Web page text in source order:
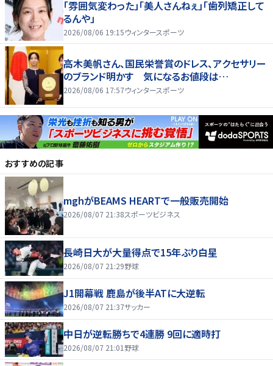
「雰囲気変わった」「美人さんねぇ」「歯列矯正して
るんや」
2026/08/06 19:15ウィンタースポーツ
高木美帆さん、国民栄誉賞のドレス、アクセサリー
のブランド明かす 気になるお値段は…
2026/08/06 17:57ウィンタースポーツ
おすすめの記事
mghがBEAMS HEARTで一般販売開始
2026/08/07 21:38スポーツビジネス
長崎日大が大量得点で15年ぶり白星
2026/08/07 21:29野球
J1開幕戦 鹿島が後半ATに大逆転
2026/08/07 21:37サッカー
中日が逆転勝ちで4連勝 9回に適時打
2026/08/07 21:01 野球